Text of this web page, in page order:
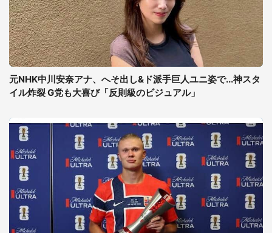
元NHK中川安奈アナ、へそ出し&ド派手巨人ユニ姿で...神スタ
イル炸裂 G党も大喜び「反則級のビジュアル」